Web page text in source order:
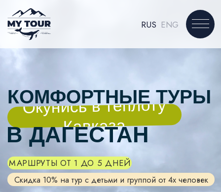
КОМФОРТНЫЕ ТУРЫ
Кавказа
Подобрать тур
В ДАГЕСТАН
МАРШРУТЫ ОТ 1 ДО 5 ДНЕЙ
Скидка 10% на тур с детьми и группой от 4х человек